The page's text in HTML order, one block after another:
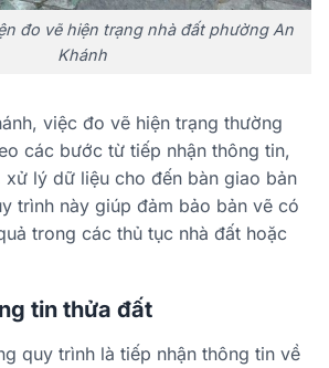
đo vẽ hiện trạng nhà đất phường An
Khánh
việc đo vẽ hiện trạng thường
các bước từ tiếp nhận thông tin,
xử lý dữ liệu cho đến bàn giao bản
trình này giúp đảm bảo bản vẽ có
trong các thủ tục nhà đất hoặc
tin thửa đất
quy trình là tiếp nhận thông tin về